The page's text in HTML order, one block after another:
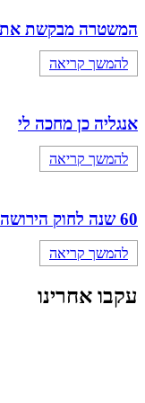
המשטרה מבקשת את
להמשך קריאה
אנגליה כן מחכה לי
להמשך קריאה
60 שנה לחוק הירושה: מאות משפטנים השתתפו בכנס מקצועי מיוחד של מחוז מרכז
להמשך קריאה
עקבו אחרינו